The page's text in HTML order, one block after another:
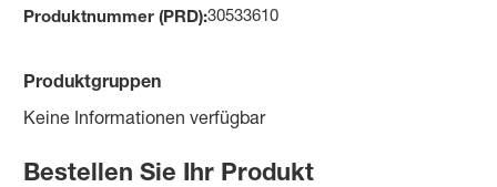
Produktnummer (PRD):30533610
Produktgruppen
Keine Informationen verfügbar
Bestellen Sie Ihr Produkt